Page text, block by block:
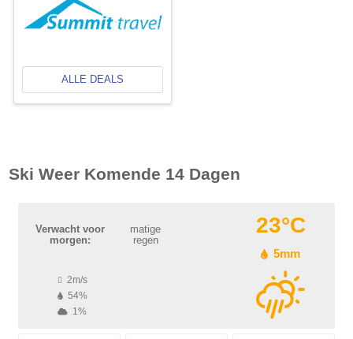
ALLE DEALS
Ski Weer Komende 14 Dagen
Verwacht voor
morgen:
matige
regen
23°C
5mm
2m/s
54%
1%